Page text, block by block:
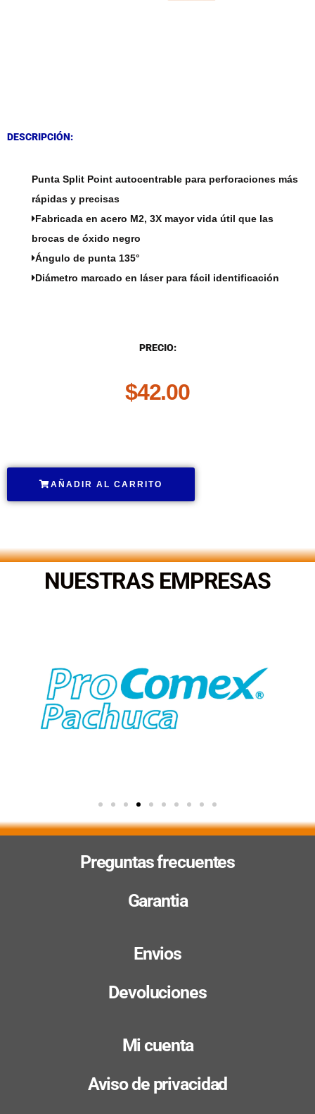
DESCRIPCIÓN:
Punta Split Point autocentrable para perforaciones más
rápidas y precisas
Fabricada en acero M2, 3X mayor vida útil que las
brocas de óxido negro
Ángulo de punta 135°
Diámetro marcado en láser para fácil identificación
PRECIO:
$42.00
AÑADIR AL CARRITO
NUESTRAS EMPRESAS
Preguntas frecuentes
Garantia
Envios
Devoluciones
Mi cuenta
Aviso de privacidad